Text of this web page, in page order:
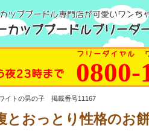
ッププードル専門店が可愛いワンち
カッププードルブリーダ
23時まで 0800-
フリーダイヤル
イトの男の子 掲載番号11167
とおっとり性格のお